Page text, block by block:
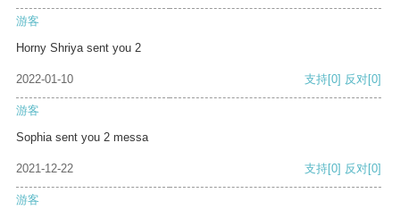
游客
Horny Shriya sent you 2
2022-01-10 支持[0] 反对[0]
游客
Sophia sent you 2 messa
2021-12-22 支持[0] 反对[0]
游客